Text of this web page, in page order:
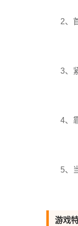
2、
3、
4、
5、
游戏